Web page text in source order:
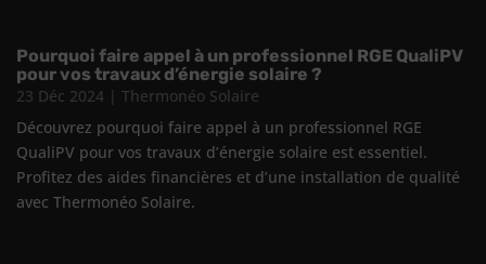
Pourquoi faire appel à un professionnel RGE QualiPV
pour vos travaux d’énergie solaire ?
23 Déc 2024 | Thermonéo Solaire
Découvrez pourquoi faire appel à un professionnel RGE
QualiPV pour vos travaux d’énergie solaire est essentiel.
Profitez des aides financières et d’une installation de qualité
avec Thermonéo Solaire.